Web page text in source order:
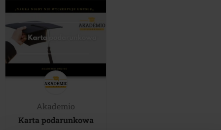
Akademio
Karta podarunkowa